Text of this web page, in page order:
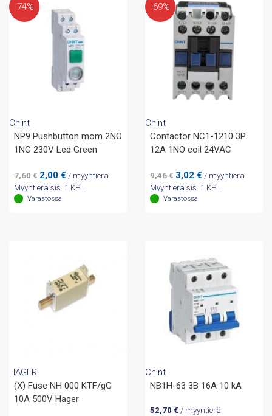
-74%
Chint
NP9 Pushbutton mom 2NO
1NC 230V Led Green
7,60€ Alkuperäinen
hinta
oli:
2,00 €Nykyinen
hinta
/ myyntierä
Myyntierä sis. 1 KPL
Varastossa
-69%
Chint
Contactor NC1-1210 3P
12A 1NO coil 24VAC
9,46€ Alkuperäinen
hinta
oli:
3,02 €Nykyinen
hinta
/ myyntierä
Myyntierä sis. 1 KPL
Varastossa
HAGER
(X) Fuse NH 000 KTF/gG
10A 500V Hager
Chint
NB1H-63 3B 16A 10 kA
52,70 €/ myyntierä